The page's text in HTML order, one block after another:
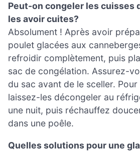
Peut-on congeler les cuisses
les avoir cuites?
Absolument ! Après avoir
poulet glacées aux
refroidir complètement, puis
sac de congélation. Assurez-
du sac avant de le sceller.
laissez-les décongeler au
une nuit, puis réchauffez
dans une poêle.
Quelles solutions pour une